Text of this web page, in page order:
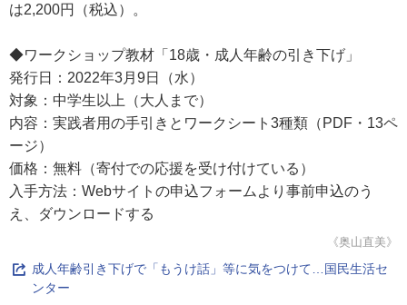
は2,200円（税込）。
◆ワークショップ教材「18歳・成人年齢の引き下げ」
発行日：2022年3月9日（水）
対象：中学生以上（大人まで）
内容：実践者用の手引きとワークシート3種類（PDF・13ペ
ージ）
価格：無料（寄付での応援を受け付けている）
入手方法：Webサイトの申込フォームより事前申込のう
え、ダウンロードする
《奥山直美》
成人年齢引き下げで「もうけ話」等に気をつけて…国民生活セ
ンター